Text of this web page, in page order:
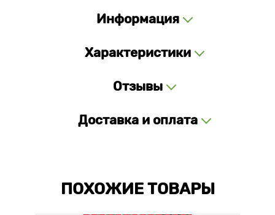
Информация
Характеристики
Отзывы
Доставка и оплата
ПОХОЖИЕ ТОВАРЫ